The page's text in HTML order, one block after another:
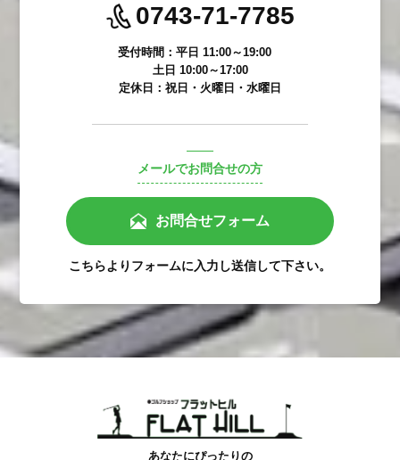
0743-71-7785
受付時間：平日 11:00～19:00
土日 10:00～17:00
定休日：祝日・火曜日・水曜日
メールでお問合せの方
お問合せフォーム
こちらよりフォームに入力し送信して下さい。
あなたにぴったりの